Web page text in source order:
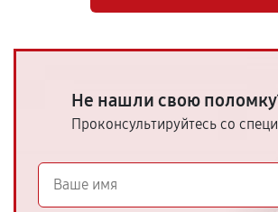
Не нашли свою
Проконсультируйтесь со